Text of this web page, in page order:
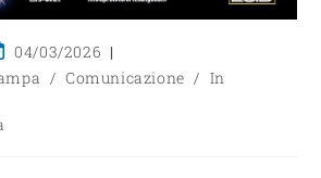
04/03/2026
/ Comunicazione / In